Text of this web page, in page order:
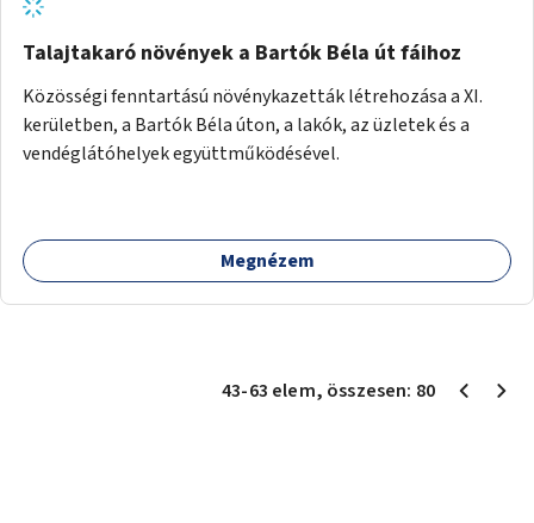
Talajtakaró növények a Bartók Béla út fáihoz
Közösségi fenntartású növénykazetták létrehozása a XI.
kerületben, a Bartók Béla úton, a lakók, az üzletek és a
vendéglátóhelyek együttműködésével.
Megnézem
43-63 elem, összesen: 80